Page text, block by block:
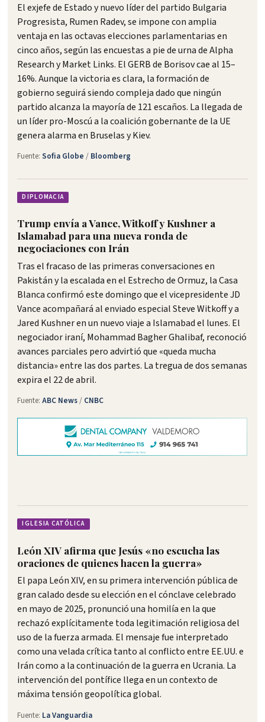
El exjefe de Estado y nuevo líder del partido Bulgaria
Progresista, Rumen Radev, se impone con amplia
ventaja en las octavas elecciones parlamentarias en
cinco años, según las encuestas a pie de urna de Alpha
Research y Market Links. El GERB de Borisov cae al 15–
16%. Aunque la victoria es clara, la formación de
gobierno seguirá siendo compleja dado que ningún
partido alcanza la mayoría de 121 escaños. La llegada de
un líder pro-Moscú a la coalición gobernante de la UE
genera alarma en Bruselas y Kiev.
Fuente:Sofia Globe / Bloomberg
DIPLOMACIA
Trump envía a Vance, Witkoff y Kushner a
Islamabad para una nueva ronda de
negociaciones con Irán
Tras el fracaso de las primeras conversaciones en
Pakistán y la escalada en el Estrecho de Ormuz, la Casa
Blanca confirmó este domingo que el vicepresidente JD
Vance acompañará al enviado especial Steve Witkoff y a
Jared Kushner en un nuevo viaje a Islamabad el lunes. El
negociador iraní, Mohammad Bagher Ghalibaf, reconoció
avances parciales pero advirtió que «queda mucha
distancia» entre las dos partes. La tregua de dos semanas
expira el 22 de abril.
Fuente:ABC News/ CNBC
IGLESIA CATÓLICA
León XIV afirma que Jesús «no escucha las
oraciones de quienes hacen la guerra»
El papa León XIV, en su primera intervención pública de
gran calado desde su elección en el cónclave celebrado
en mayo de 2025, pronunció una homilía en la que
rechazó explícitamente toda legitimación religiosa del
uso de la fuerza armada. El mensaje fue interpretado
como una velada crítica tanto al conflicto entre EE.UU. e
Irán como a la continuación de la guerra en Ucrania. La
intervención del pontífice llega en un contexto de
máxima tensión geopolítica global.
Fuente: La Vanguardia